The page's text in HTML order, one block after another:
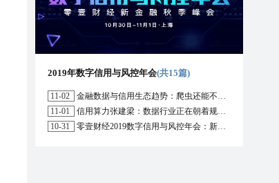
2019年数字信用与风控年会(共15篇)
11-02
金融数据与信用生态趋势：爬虫还能不能用？区块链能解决哪些问题？
11-01
信用算力张建梁：数据行业正在朝着规范化方向演进，数据确权是数据开放的前提
10-31
零壹财经2019数字信用与风控年会：新形势下行业的机遇与挑战